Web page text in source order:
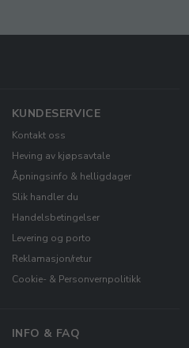
KUNDESERVICE
Kontakt oss
Heving av kjøpsavtale
Åpningsinfo & helligdager
Slik handler du
Handelsbetingelser
Levering og porto
Reklamasjon/retur
Cookie- & Personvernpolitikk
INFO & FAQ